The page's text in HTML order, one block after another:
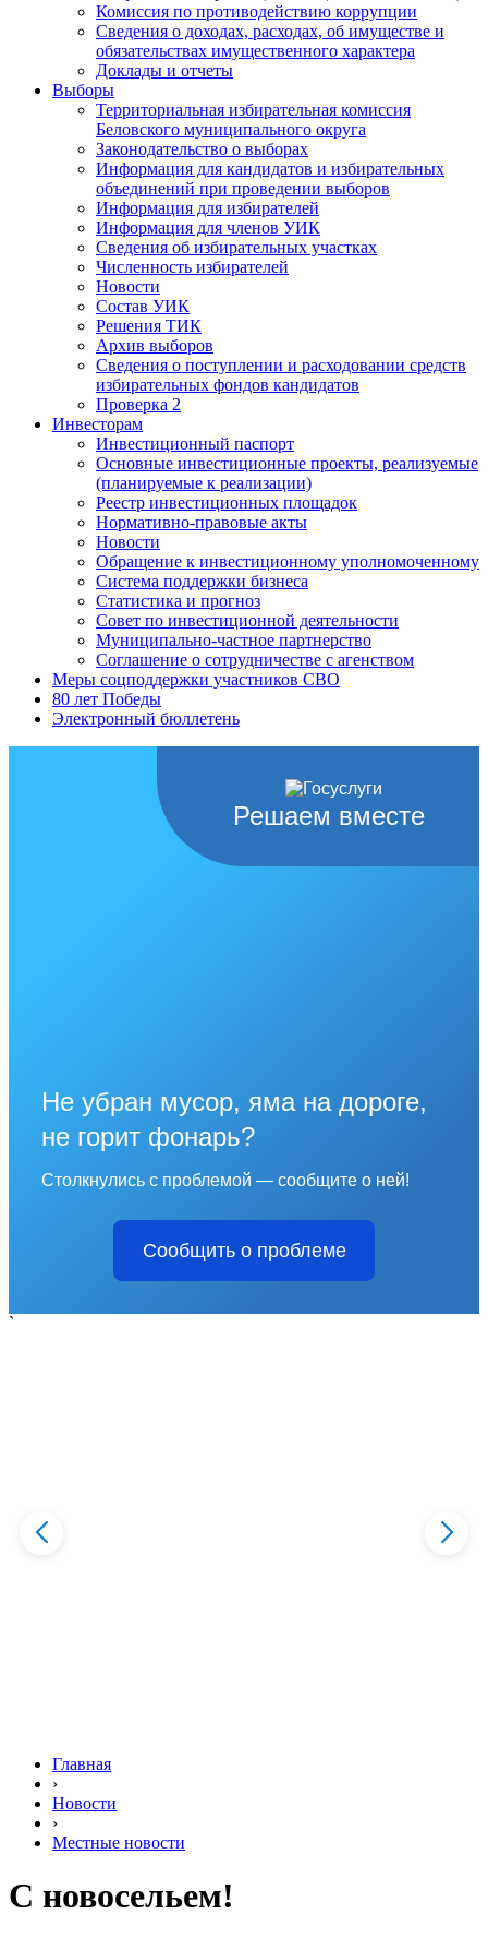
Комиссия по противодействию коррупции
Сведения о доходах, расходах, об имуществе и
обязательствах имущественного характера
Доклады и отчеты
Выборы
Территориальная избирательная комиссия
Беловского муниципального округа
Законодательство о выборах
Информация для кандидатов и избирательных
объединений при проведении выборов
Информация для избирателей
Информация для членов УИК
Сведения об избирательных участках
Численность избирателей
Новости
Состав УИК
Решения ТИК
Архив выборов
Сведения о поступлении и расходовании средств
избирательных фондов кандидатов
Проверка 2
Инвесторам
Инвестиционный паспорт
Основные инвестиционные проекты, реализуемые
(планируемые к реализации)
Реестр инвестиционных площадок
Нормативно-правовые акты
Новости
Обращение к инвестиционному уполномоченному
Система поддержки бизнеса
Статистика и прогноз
Совет по инвестиционной деятельности
Муниципально-частное партнерство
Соглашение о сотрудничестве с агенством
Меры соцподдержки участников СВО
80 лет Победы
Электронный бюллетень
Решаем вместе
Не убран мусор, яма на дороге,
не горит фонарь?
Столкнулись с проблемой — сообщите о ней!
Сообщить о проблеме
`
Главная
›
Новости
›
Местные новости
С новосельем!